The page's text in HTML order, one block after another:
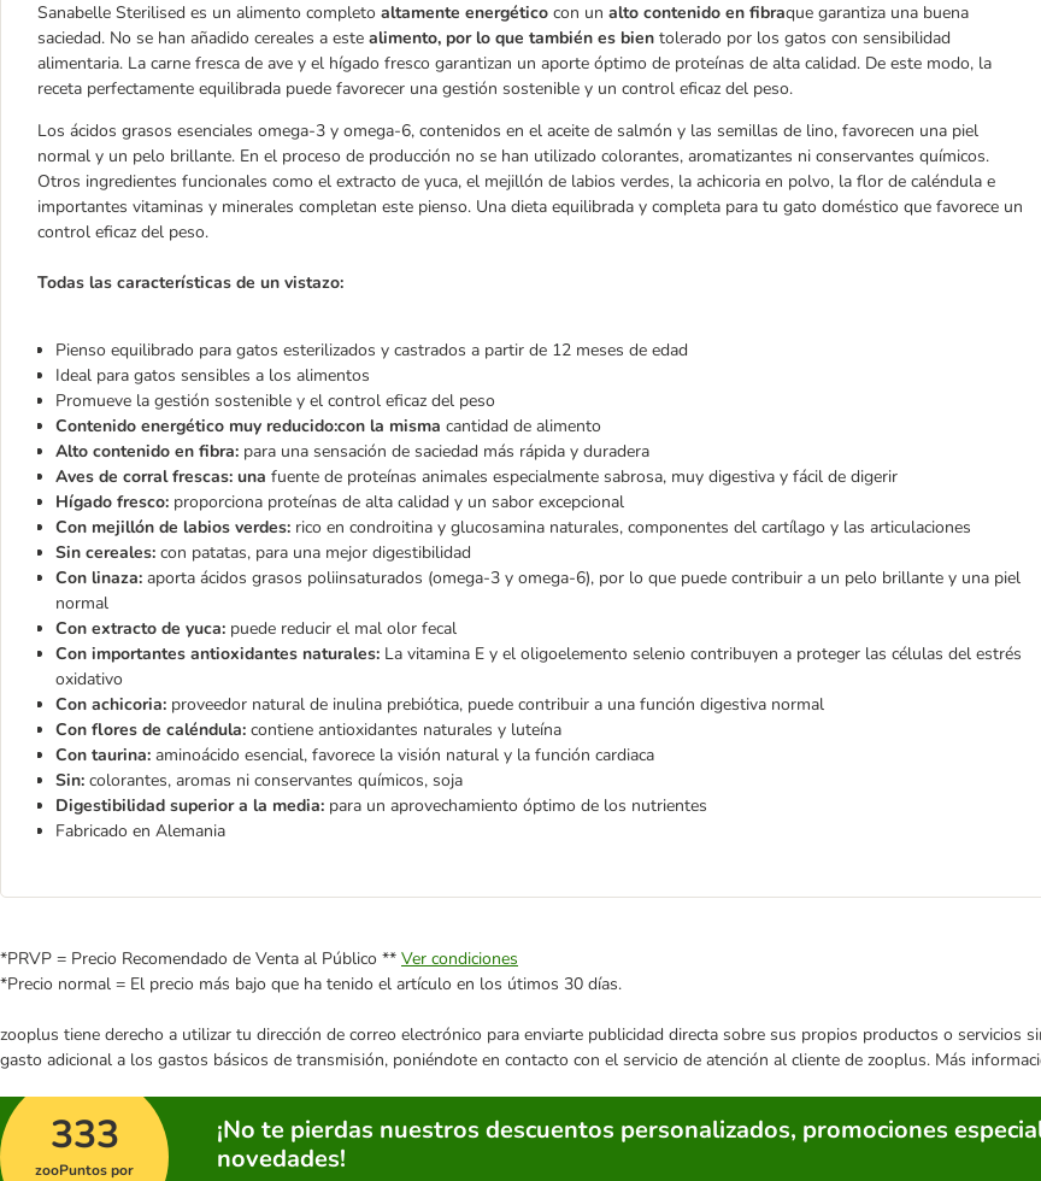
Sanabelle Sterilised es un alimento completo altamente energético con un alto contenido en fibraque garantiza una buena
saciedad. No se han añadido cereales a este alimento, por lo que también es bien tolerado por los gatos con sensibilidad
alimentaria. La carne fresca de ave y el hígado fresco garantizan un aporte óptimo de proteínas de alta calidad. De este modo, la
receta perfectamente equilibrada puede favorecer una gestión sostenible y un control eficaz del peso.
Los ácidos grasos esenciales omega-3 y omega-6, contenidos en el aceite de salmón y las semillas de lino, favorecen una piel
normal y un pelo brillante. En el proceso de producción no se han utilizado colorantes, aromatizantes ni conservantes químicos.
Otros ingredientes funcionales como el extracto de yuca, el mejillón de labios verdes, la achicoria en polvo, la flor de caléndula e
importantes vitaminas y minerales completan este pienso. Una dieta equilibrada y completa para tu gato doméstico que favorece un
control eficaz del peso.
Todas las características de un vistazo:
Pienso equilibrado para gatos esterilizados y castrados a partir de 12 meses de edad
Ideal para gatos sensibles a los alimentos
Promueve la gestión sostenible y el control eficaz del peso
Contenido energético muy reducido:con la misma cantidad de alimento
Alto contenido en fibra: para una sensación de saciedad más rápida y duradera
Aves de corral frescas: una fuente de proteínas animales especialmente sabrosa, muy digestiva y fácil de digerir
Hígado fresco: proporciona proteínas de alta calidad y un sabor excepcional
Con mejillón de labios verdes: rico en condroitina y glucosamina naturales, componentes del cartílago y las articulaciones
Sin cereales: con patatas, para una mejor digestibilidad
Con linaza: aporta ácidos grasos poliinsaturados (omega-3 y omega-6), por lo que puede contribuir a un pelo brillante y una piel
normal
Con extracto de yuca: puede reducir el mal olor fecal
Con importantes antioxidantes naturales: La vitamina E y el oligoelemento selenio contribuyen a proteger las células del estrés
oxidativo
Con achicoria: proveedor natural de inulina prebiótica, puede contribuir a una función digestiva normal
Con flores de caléndula: contiene antioxidantes naturales y luteína
Con taurina: aminoácido esencial, favorece la visión natural y la función cardiaca
Sin: colorantes, aromas ni conservantes químicos, soja
Digestibilidad superior a la media: para un aprovechamiento óptimo de los nutrientes
Fabricado en Alemania
*PRVP = Precio Recomendado de Venta al Público ** Ver condiciones
*Precio normal = El precio más bajo que ha tenido el artículo en los útimos 30 días.
zooplus tiene derecho a utilizar tu dirección de correo electrónico para enviarte publicidad directa sobre sus propios productos o servicios
gasto adicional a los gastos básicos de transmisión, poniéndote en contacto con el servicio de atención al cliente de zooplus. Más
333
zooPuntos por
¡No te pierdas nuestros descuentos personalizados, promociones
novedades!